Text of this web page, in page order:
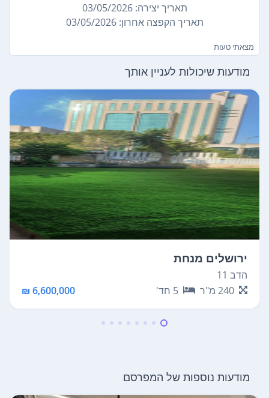
תאריך יצירה: 03/05/2026
תאריך הקפצה אחרון: 03/05/2026
מצאתי טעות
מודעות שיכולות לעניין אותך
ירושלים מנחת
הדב 11
240 מ"ר 5 חד' 6,600,000 ₪
מודעות נוספות של המפרסם